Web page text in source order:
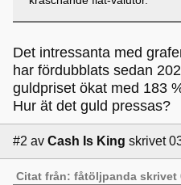
Det intressanta med
har fördubblats sedan
guldpriset ökat med 183
Hur ät det guld pressas?
#2 av Cash Is King skrivet
Citat från: fåtöljpanda skrivet